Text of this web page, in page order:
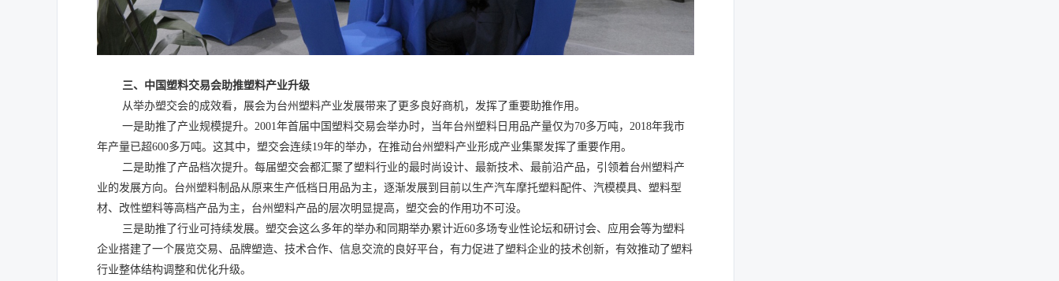
三、中国塑料交易会助推塑料产业升级
从举办塑交会的成效看，展会为台州塑料产业发展带来了更多良好商机，发挥了重要助推作用。
一是助推了产业规模提升。 2001年首届中国塑料交易会举办时，当年台州塑料日用品产量仅为70多万吨， 2018年我市
年产量已超600多万吨。这其中，塑交会连续19年的举办，在推动台州塑料产业形成产业集聚发挥了重要作用。
二是助推了产品档次提升。每届塑交会都汇聚了塑料行业的最时尚设计、最新技术、最前沿产品，引领着台州塑料产
业的发展方向。台州塑料制品从原来生产低档日用品为主，逐渐发展到目前以生产汽车摩托塑料配件、汽模模具、塑料型
材、改性塑料等高档产品为主，台州塑料产品的层次明显提高，塑交会的作用功不可没。
三是助推了行业可持续发展。塑交会这么多年的举办和同期举办累计近60多场专业性论坛和研讨会、应用会等为塑料
企业搭建了一个展览交易、品牌塑造、技术合作、信息交流的良好平台，有力促进了塑料企业的技术创新，有效推动了塑料
行业整体结构调整和优化升级。